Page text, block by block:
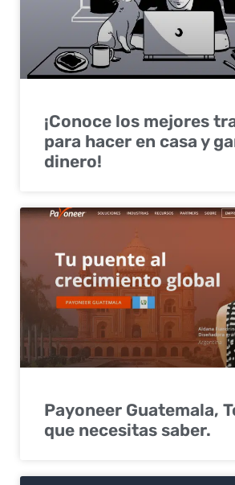
¡Conoce los mejores
para hacer en casa y
dinero!
Payoneer Guatemala,
que necesitas saber.